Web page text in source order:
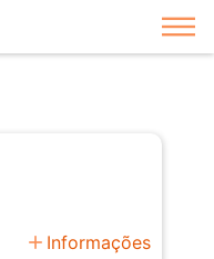
add Informações